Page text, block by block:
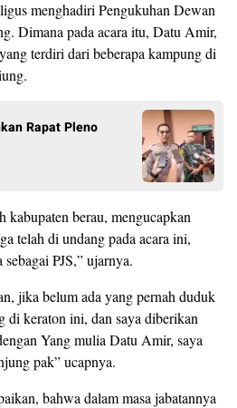
menghadiri Pengukuhan Dewan
Dimana pada acara itu, Datu Amir,
terdiri dari beberapa kampung di
Rapat Pleno
kabupaten berau, mengucapkan
telah di undang pada acara ini,
PJS,” ujarnya.
jika belum ada yang pernah duduk
di keraton ini, dan saya diberikan
Yang mulia Datu Amir, saya
pak” ucapnya.
bahwa dalam masa jabatannya